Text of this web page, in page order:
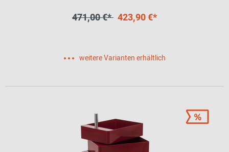
471,00 €* 423,90 €*
weitere Varianten erhältlich